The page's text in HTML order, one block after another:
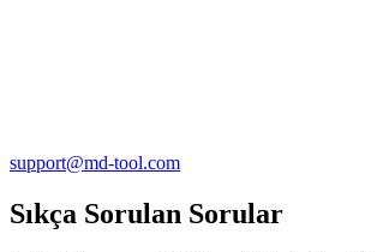
support@md-tool.com
Sıkça Sorulan Sorular